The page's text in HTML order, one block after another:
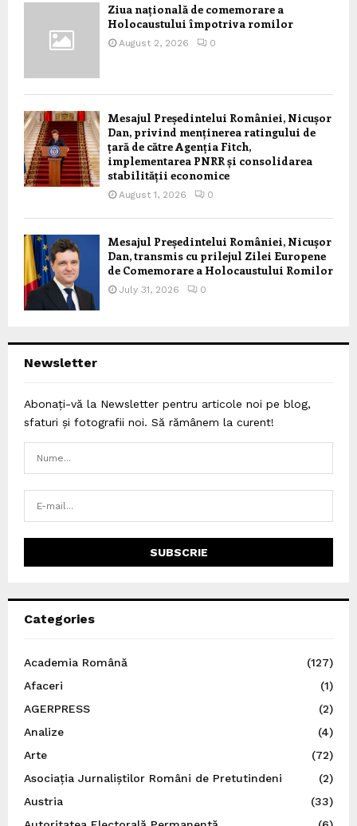
Ziua națională de comemorare a
Holocaustului împotriva romilor
August 2, 2026 0
Mesajul Președintelui României, Nicușor
Dan, privind menținerea ratingului de
țară de către Agenția Fitch,
implementarea PNRR și consolidarea
stabilității economice
August 1, 2026 0
Mesajul Președintelui României, Nicușor
Dan, transmis cu prilejul Zilei Europene
de Comemorare a Holocaustului Romilor
July 31, 2026 0
Newsletter
Abonați-vă la Newsletter pentru articole noi pe blog,
sfaturi și fotografii noi. Să rămânem la curent!
Categories
Academia Română
(127)
Afaceri
(1)
AGERPRESS
(2)
Analize
(4)
Arte
(72)
Asociația Jurnaliștilor Români de Pretutindeni
(2)
Austria
(33)